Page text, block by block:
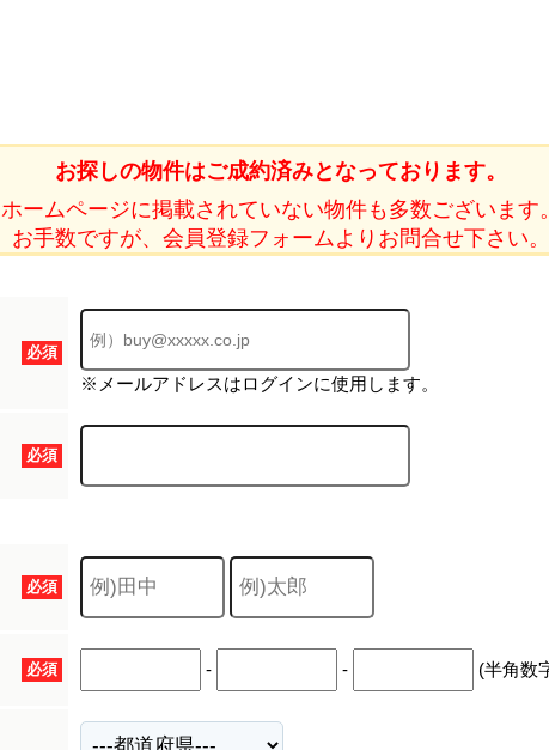
ホーム
お知らせ
会社概要
お探しの物件はご成約済みとなっております。
ホームページに掲載されていない物件も多数ございます。
お手数ですが、会員登録フォームよりお問合せ下さい。
必須
※メールアドレスはログインに使用します。
必須
必須
必須 - - (半角数